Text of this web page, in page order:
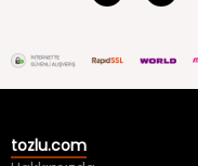
tozlu.com